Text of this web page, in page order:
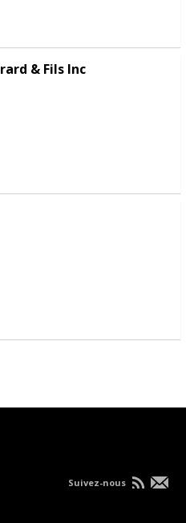
& Fils Inc
Suivez-nous